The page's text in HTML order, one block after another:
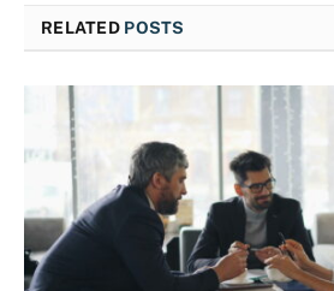
RELATED POSTS